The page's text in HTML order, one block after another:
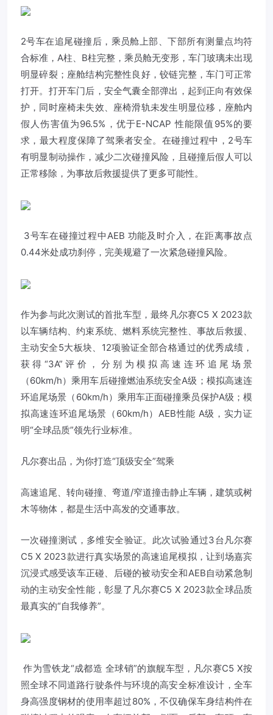
2号车在追尾碰撞后，乘员舱上部、下部所有测量点均符
合标准，A柱、B柱完整，乘员舱无变形，车门玻璃未出现
明显碎裂；座舱结构完整性良好，铰链完整，车门可正常
打开。打开车门后，安全气囊全部弹出，起到正向有效保
护，同时座椅未失效、座椅滑轨未发生明显位移，座舱内
假人伤害值为96.5%，优于E-NCAP 性能限值95%的要
求，最大程度保障了驾乘者安全。在碰撞过程中，2号车
有明显制动操作，减少二次碰撞风险，且碰撞后假人可以
正常移除，为事故后救援提供了更多可能性。
3号车在碰撞过程中AEB 功能及时介入，在距离事故点
0.44米处成功刹停，完美规避了一次紧急碰撞风险。
作为参与此次测试的首批车型，最终凡尔赛C5 X 2023款
以车辆结构、约束系统、燃料系统完整性、事故后救援、
主动安全5大板块、12项验证全部合格通过的优秀成绩，
获得“3A”评价，分别为模拟高速连环追尾场景
（60km/h）乘用车后碰撞燃油系统安全A级；模拟高速连
环追尾场景（60km/h）乘用车正面碰撞乘员保护A级；模
拟高速连环追尾场景（60km/h）AEB性能 A级，实力证
明“全球品质”领先行业标准。
凡尔赛出品，为你打造“顶级安全”驾乘
高速追尾、转向碰撞、弯道/窄道撞击静止车辆，建筑或树
木等物体，都是生活中高发的交通事故。
一次碰撞测试，多维安全验证。此次试验通过3台凡尔赛
C5 X 2023款进行真实场景的高速追尾模拟，让到场嘉宾
沉浸式感受该车正碰、后碰的被动安全和AEB自动紧急制
动的主动安全性能，彰显了凡尔赛C5 X 2023款全球品质
最真实的“自我修养”。
作为雪铁龙“成都造 全球销”的旗舰车型，凡尔赛C5 X按
照全球不同道路行驶条件与环境的高安全标准设计，全车
身高强度钢材的使用率超过80%，不仅确保车身结构件在